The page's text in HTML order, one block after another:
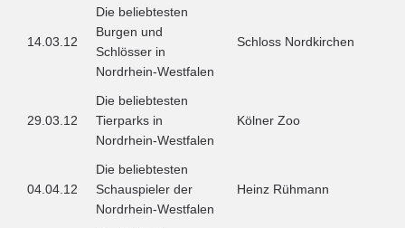
14.03.12
Die beliebtesten
Burgen und
Schlösser in
Nordrhein-Westfalen
Schloss Nordkirchen
29.03.12
Die beliebtesten
Tierparks in
Nordrhein-Westfalen
Kölner Zoo
04.04.12
Die beliebtesten
Schauspieler der
Nordrhein-Westfalen
Heinz Rühmann